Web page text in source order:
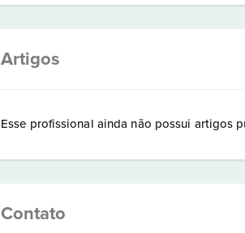
Artigos
Esse profissional ainda não possui artigos
Contato